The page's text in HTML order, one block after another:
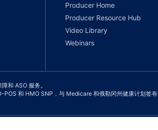
Producer Home
Producer Resource Hub
Video Library
Webinars
和 ASO 服务。
和 HMO SNP，与 Medicare 和俄勒冈州健康计划签